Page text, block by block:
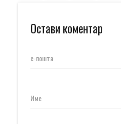
Остави коментар
е-пошта
Име